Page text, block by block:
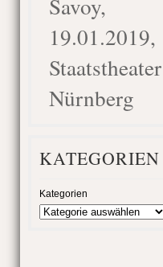
Savoy,
19.01.2019,
Staatstheater
Nürnberg
KATEGORIEN
Kategorien